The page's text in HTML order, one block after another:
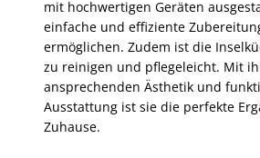
mit hochwertigen Geräten
einfache und effiziente
ermöglichen. Zudem ist die
zu reinigen und pflegeleicht. Mit
ansprechenden Ästhetik und
Ausstattung ist sie die perfekte
Zuhause.